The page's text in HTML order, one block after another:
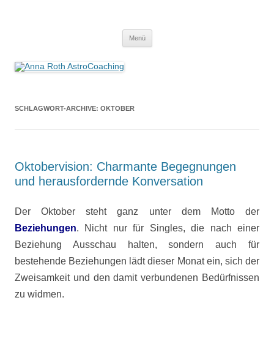
Menü
SCHLAGWORT-ARCHIVE: OKTOBER
Oktobervision: Charmante Begegnungen
und herausfordernde Konversation
Der Oktober steht ganz unter dem Motto der
Beziehungen. Nicht nur für Singles, die nach einer
Beziehung Ausschau halten, sondern auch für
bestehende Beziehungen lädt dieser Monat ein, sich der
Zweisamkeit und den damit verbundenen Bedürfnissen
zu widmen.